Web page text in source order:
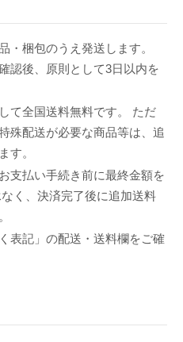
・梱包のうえ発送します。
認後、原則として3日以内を
て全国送料無料です。 ただ
殊配送が必要な商品等は、追
す。
支払い手続き前に最終金額を
く、決済完了後に追加送料
表記」の配送・送料欄をご確